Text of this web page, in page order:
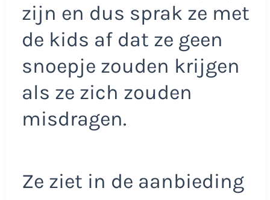
zijn en dus sprak ze met
de kids af dat ze geen
snoepje zouden krijgen
als ze zich zouden
misdragen.
Ze ziet in de aanbieding